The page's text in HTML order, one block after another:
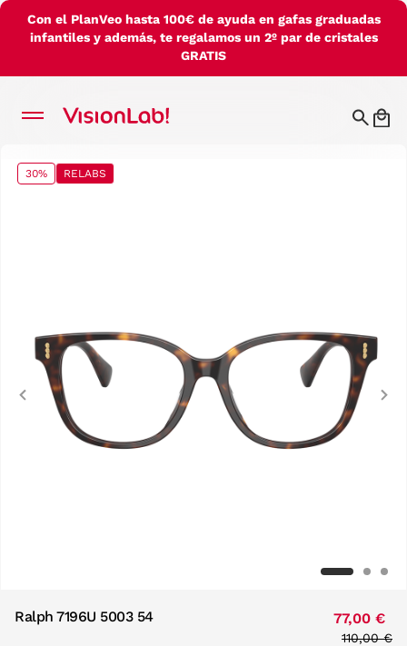
Con el PlanVeo hasta 100€ de ayuda en gafas graduadas
infantiles y además, te regalamos un 2º par de cristales
GRATIS
30% RELABS
Previous
Ralph 7196U 5003 54 77,00 €
Price
110,00 €